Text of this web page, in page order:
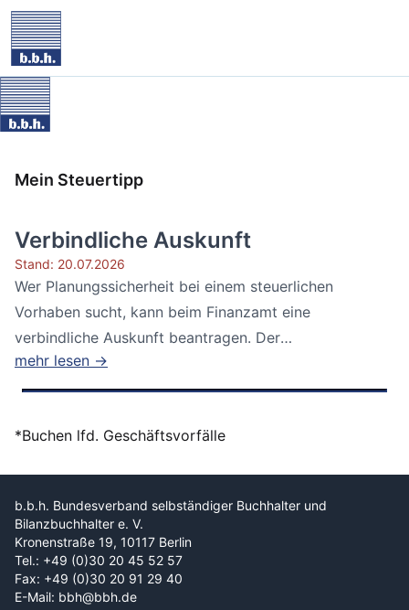
Mein Steuertipp
Verbindliche Auskunft
Stand: 20.07.2026
Wer Planungssicherheit bei einem steuerlichen
Vorhaben sucht, kann beim Finanzamt eine
verbindliche Auskunft beantragen. Der
Bundesfinanzhof...
mehr lesen →
*Buchen lfd. Geschäftsvorfälle
b.b.h. Bundesverband selbständiger Buchhalter und
Bilanzbuchhalter e. V.
Kronenstraße 19, 10117 Berlin
Tel.: +49 (0)30 20 45 52 57
Fax: +49 (0)30 20 91 29 40
E-Mail: bbh@bbh.de